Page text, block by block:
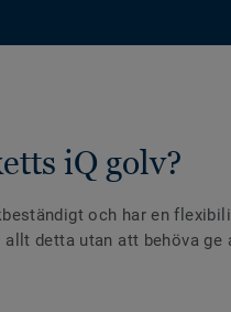
iQ golv?
och har en
detta utan att behöva ge